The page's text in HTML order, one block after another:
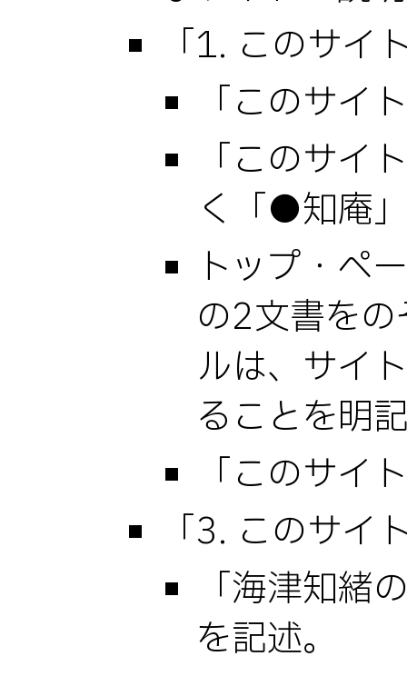
「1. このサイ
「このサイ
「このサイ
く「●知庵
トップ・ペ
の2文書を
ルは、サイ
ることを明
「このサイ
「3. このサイ
「海津知緒
を記述。